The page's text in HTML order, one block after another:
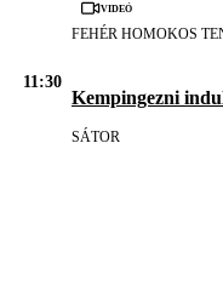
Videó
FEHÉR HOMOKOS
11:30
Kempingezni
SÁTOR